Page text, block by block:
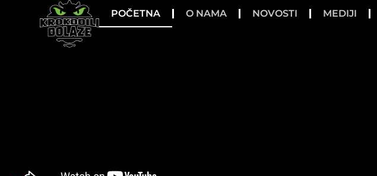
POČETNA O NAMA NOVOSTI MEDIJI